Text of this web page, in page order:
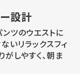
設計
ンツのウエストに
いリラックスフィ
しやすく、朝ま